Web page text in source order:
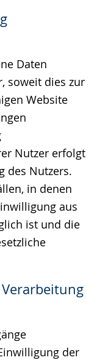
Daten
soweit dies zur
Website
Nutzer erfolgt
des Nutzers.
in denen
aus
ist und die
der